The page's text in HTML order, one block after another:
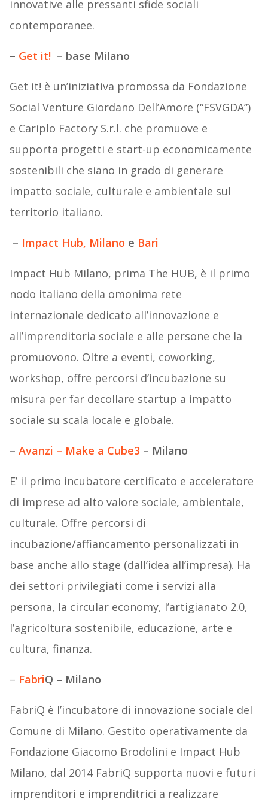
innovative alle pressanti sfide sociali
contemporanee.
– Get it! – base Milano
Get it! è un’iniziativa promossa da Fondazione
Social Venture Giordano Dell’Amore (“FSVGDA”)
e Cariplo Factory S.r.l. che promuove e
supporta progetti e start-up economicamente
sostenibili che siano in grado di generare
impatto sociale, culturale e ambientale sul
territorio italiano.
– Impact Hub, Milano e Bari
Impact Hub Milano, prima The HUB, è il primo
nodo italiano della omonima rete
internazionale dedicato all’innovazione e
all’imprenditoria sociale e alle persone che la
promuovono. Oltre a eventi, coworking,
workshop, offre percorsi d’incubazione su
misura per far decollare startup a impatto
sociale su scala locale e globale.
– Avanzi – Make a Cube3 – Milano
E’ il primo incubatore certificato e acceleratore
di imprese ad alto valore sociale, ambientale,
culturale. Offre percorsi di
incubazione/affiancamento personalizzati in
base anche allo stage (dall’idea all’impresa). Ha
dei settori privilegiati come i servizi alla
persona, la circular economy, l’artigianato 2.0,
l’agricoltura sostenibile, educazione, arte e
cultura, finanza.
– FabriQ – Milano
FabriQ è l’incubatore di innovazione sociale del
Comune di Milano. Gestito operativamente da
Fondazione Giacomo Brodolini e Impact Hub
Milano, dal 2014 FabriQ supporta nuovi e futuri
imprenditori e imprenditrici a realizzare